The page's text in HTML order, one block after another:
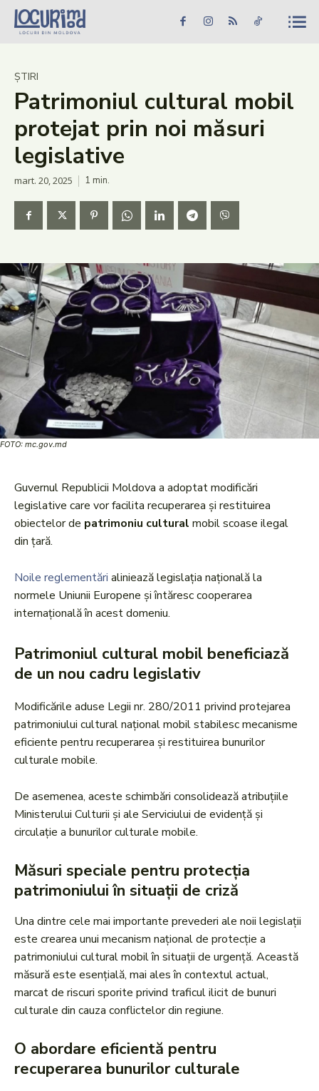
Caută în site... Căutare
Știri
Evenimente
Dezvoltare rurală
Turism
Vinării
Patrimoniu
Produs Acasă
ȘTIRI
Patrimoniul cultural mobil
protejat prin noi măsuri
legislative
mart. 20, 2025 1 min.
FOTO: mc.gov.md
Guvernul Republicii Moldova a adoptat modificări
legislative care vor facilita recuperarea și restituirea
obiectelor de patrimoniu cultural mobil scoase ilegal
din țară.
Noile reglementări aliniează legislația națională la
normele Uniunii Europene și întăresc cooperarea
internațională în acest domeniu.
Patrimoniul cultural mobil beneficiază
de un nou cadru legislativ
Modificările aduse Legii nr. 280/2011 privind protejarea
patrimoniului cultural național mobil stabilesc mecanisme
eficiente pentru recuperarea și restituirea bunurilor
culturale mobile.
De asemenea, aceste schimbări consolidează atribuțiile
Ministerului Culturii și ale Serviciului de evidență și
circulație a bunurilor culturale mobile.
Măsuri speciale pentru protecția
patrimoniului în situații de criză
Una dintre cele mai importante prevederi ale noii legislații
este crearea unui mecanism național de protecție a
patrimoniului cultural mobil în situații de urgență. Această
măsură este esențială, mai ales în contextul actual,
marcat de riscuri sporite privind traficul ilicit de bunuri
culturale din cauza conflictelor din regiune.
O abordare eficientă pentru
recuperarea bunurilor culturale